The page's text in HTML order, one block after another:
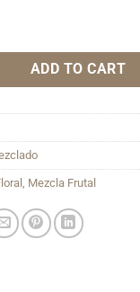
ADD TO CART
, Mezcla Frutal